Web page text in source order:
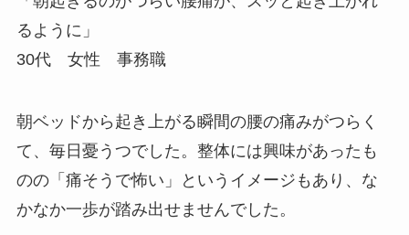
るように」
30代 女性 事務職
朝ベッドから起き上がる瞬間の腰の痛みがつらく
て、毎日憂うつでした。整体には興味があったも
のの「痛そうで怖い」というイメージもあり、な
かなか一歩が踏み出せませんでした。